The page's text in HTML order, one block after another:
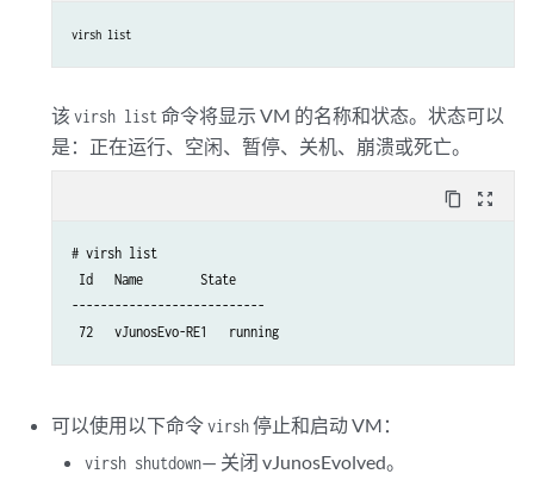
virsh list
该virsh list命令将显示 VM 的名称和状态。状态可以
是：正在运行、空闲、暂停、关机、崩溃或死亡。
content_copy zoom_out_map
# virsh list
Id   Name        State
---------------------------
可以使用以下命令virsh停止和启动 VM：
virsh shutdown— 关闭 vJunosEvolved。